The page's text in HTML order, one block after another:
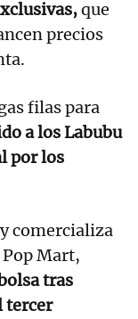
que
precios
filas para
a los Labubu
por los
comercializa
Mart,
tras
tercer